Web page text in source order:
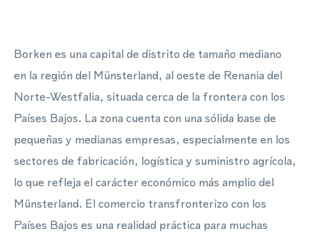
Borken es una capital de distrito de tamaño mediano
en la región del Münsterland, al oeste de Renania del
Norte-Westfalia, situada cerca de la frontera con los
Países Bajos. La zona cuenta con una sólida base de
pequeñas y medianas empresas, especialmente en los
sectores de fabricación, logística y suministro agrícola,
lo que refleja el carácter económico más amplio del
Münsterland. El comercio transfronterizo con los
Países Bajos es una realidad práctica para muchas